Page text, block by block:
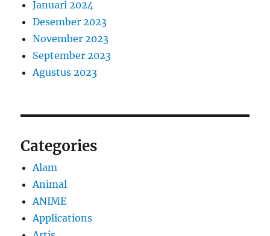
Januari 2024
Desember 2023
November 2023
September 2023
Agustus 2023
Categories
Alam
Animal
ANIME
Applications